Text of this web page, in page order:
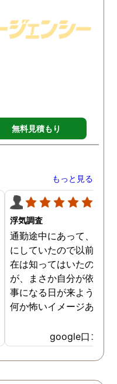
必要な不倫の証拠も手に
れることができました。
無料見積もり
もっと見る
浮気調査
通勤途中にあって、毎日
にしていたので以前から
在は知ってはいたのです
が、まさか自分が依頼す
事になる日が来ようと
何か怖いイメージありま
応も良く、安心して相談
きました。 調査後に弁
さんも紹介していただき
google口コミ